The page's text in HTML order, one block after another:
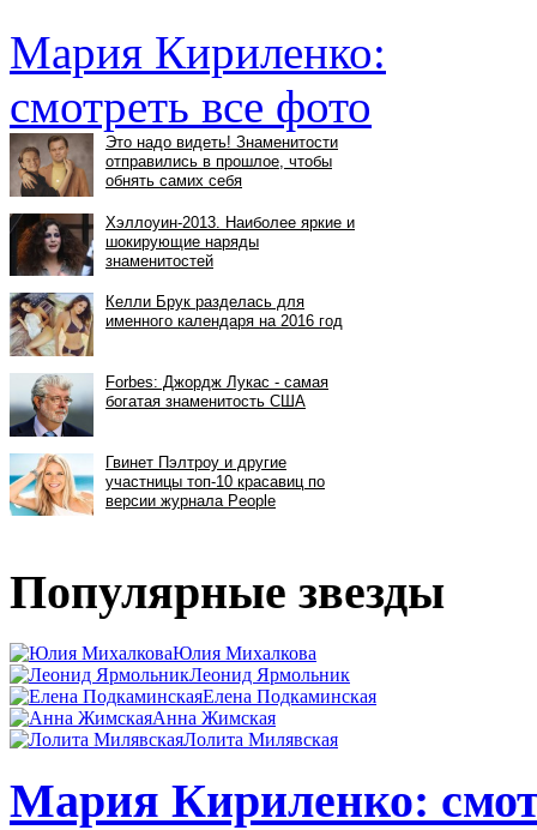
Мария Кириленко:
смотреть все фото
Популярные звезды
Юлия Михалкова
Леонид Ярмольник
Елена Подкаминская
Анна Жимская
Лолита Милявская
Мария Кириленко: